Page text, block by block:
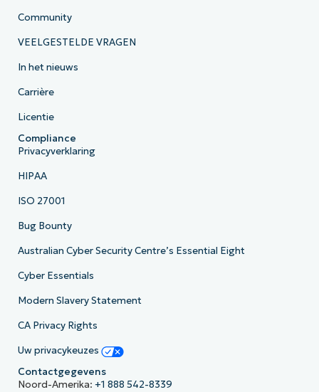
Community
VEELGESTELDE VRAGEN
In het nieuws
Carrière
Licentie
Compliance
Privacyverklaring
HIPAA
ISO 27001
Bug Bounty
Australian Cyber Security Centre’s Essential Eight
Cyber Essentials
Modern Slavery Statement
CA Privacy Rights
Uw privacykeuzes
Contactgegevens
Noord-Amerika: +1 888 542-8339